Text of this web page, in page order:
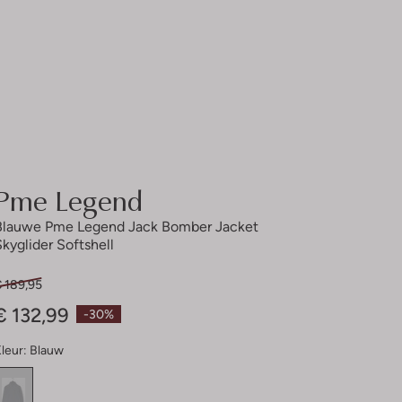
Legend
Pme Legend Jack Bomber Jacket
Softshell
-30%
189,95
132,99
Blauw